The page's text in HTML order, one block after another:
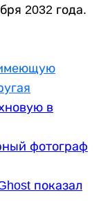
2032 года.
имеющую
в
фотограф
показал